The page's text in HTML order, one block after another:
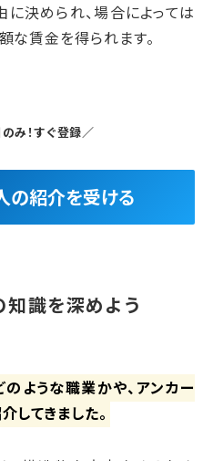
決められ、場合によっては
な賃金を得られます。
み！すぐ登録／
の紹介を受ける
知識を深めよう
のような職業かや、アンカー
してきました。